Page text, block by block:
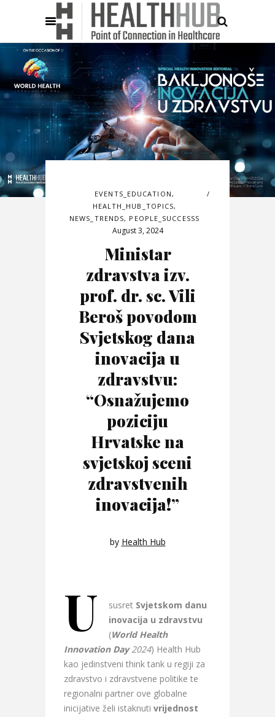
EVENTS_EDUCATION ,
HEALTH_HUB_TOPICS,
NEWS_TRENDS, PEOPLE_SUCCESSS
August 3, 2024
Ministar
zdravstva izv.
prof. dr. sc. Vili
Beroš povodom
Svjetskog dana
inovacija u
zdravstvu:
“Osnažujemo
poziciju
Hrvatske na
svjetskoj sceni
zdravstvenih
inovacija!”
by Health Hub
U susret Svjetskom danu
inovacija u zdravstvu
(World Health
Innovation Day2024) Health Hub
kao jedinstveni think tank u regiji za
zdravstvo i zdravstvene politike te
regionalni partner ove globalne
inicijative želi istaknuti vrijednost